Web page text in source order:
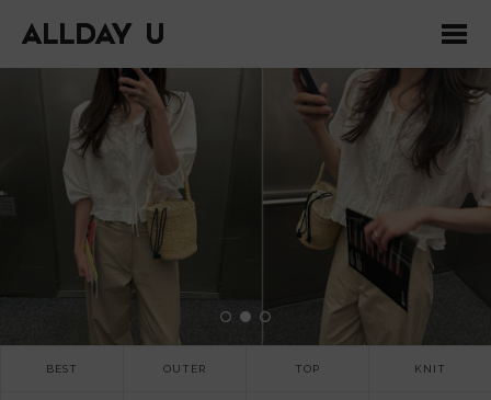
BEST OUTER TOP KNIT